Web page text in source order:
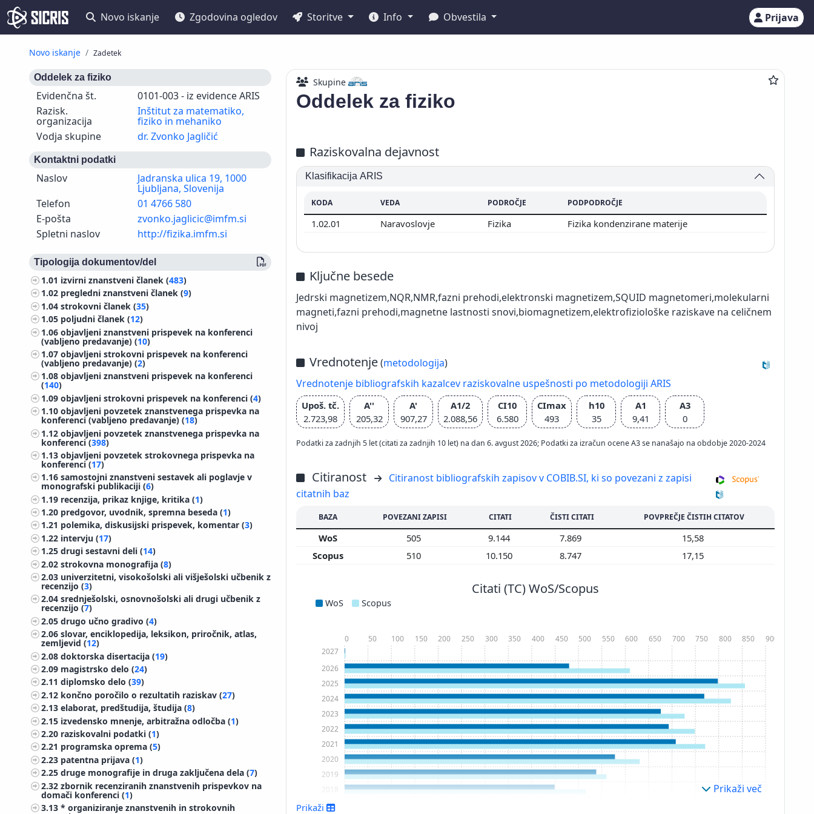
Novo iskanje Zgodovina ogledov Storitve Info Obvestila Prijava
Novo iskanje Zadetek
Oddelek za fiziko
Evidenčna št.
0101-003 - iz evidence ARIS
Razisk.
organizacija
Inštitut za matematiko,
fiziko in mehaniko
Vodja skupine
dr. Zvonko Jagličić
Kontaktni podatki
Naslov Jadranska ulica 19, 1000
Ljubljana, Slovenija
Telefon
01 4766 580
E-pošta
zvonko.jaglicic@imfm.si
Spletni naslov
http://fizika.imfm.si
Tipologija dokumentov/del
1.01 izvirni znanstveni članek (483)
1.02 pregledni znanstveni članek (9)
1.04strokovni članek (35)
1.05 poljudni članek (12)
1.06objavljeni znanstveni prispevek na konferenci
(vabljeno predavanje) (10)
1.07objavljeni strokovni prispevek na konferenci
(vabljeno predavanje) (2)
1.08objavljeni znanstveni prispevek na konferenci
(140)
1.09objavljeni strokovni prispevek na konferenci (4)
1.10objavljeni povzetek znanstvenega prispevka na
konferenci (vabljeno predavanje) (18)
1.12objavljeni povzetek znanstvenega prispevka na
konferenci (398)
1.13objavljeni povzetek strokovnega prispevka na
konferenci (17)
1.16samostojni znanstveni sestavek ali poglavje v
monografski publikaciji (6)
1.19 recenzija, prikaz knjige, kritika (1)
1.20 predgovor, uvodnik, spremna beseda (1)
1.21 polemika, diskusijski prispevek, komentar (3)
1.22 intervju (17)
1.25drugi sestavni deli (14)
2.02strokovna monografija (8)
2.03 univerzitetni, visokošolski ali višješolski učbenik z
recenzijo (3)
2.04srednješolski, osnovnošolski ali drugi učbenik z
recenzijo (7)
2.05drugo učno gradivo (4)
2.06slovar, enciklopedija, leksikon, priročnik, atlas,
zemljevid (12)
2.08doktorska disertacija (19)
2.09 magistrsko delo (24)
2.11diplomsko delo (39)
2.12 končno poročilo o rezultatih raziskav (27)
2.13elaborat, predštudija, študija (8)
2.15 izvedensko mnenje, arbitražna odločba (1)
2.20 raziskovalni podatki (1)
2.21 programska oprema (5)
2.23 patentna prijava (1)
2.25druge monografije in druga zaključena dela (7)
2.32zbornik recenziranih znanstvenih prispevkov na
domači konferenci (1)
3.13* organiziranje znanstvenih in strokovnih
Skupine
Oddelek za fiziko
Raziskovalna dejavnost
Klasifikacija ARIS
KODA VEDA PODROČJE PODPODROČJE
1.02.01 Naravoslovje Fizika Fizika kondenzirane materije
Ključne besede
Jedrski magnetizem,NQR,NMR,fazni prehodi,elektronski magnetizem,SQUID magnetomeri,molekularni
magneti,fazni prehodi,magnetne lastnosti snovi,biomagnetizem,elektrofiziološke raziskave na celičnem
nivoj
Vrednotenje(metodologija)
Vrednotenje bibliografskih kazalcev raziskovalne uspešnosti po metodologiji ARIS
Upoš. tč.
2.723,98
A''
205,32
A'
907,27
A1/2
2.088,56
CI10
6.580
CImax
493
h10
35
A1
9,41
A3
0
Podatki za zadnjih 5 let (citati za zadnjih 10 let) na dan 6. avgust 2026; Podatki za izračun ocene A3 se nanašajo na obdobje 2020-2024
Citiranost
Citiranost bibliografskih zapisov v COBIB.SI, ki so povezani z zapisi
citatnih baz
BAZA POVEZANI ZAPISI CITATI ČISTI CITATI POVPREČJE ČISTIH CITATOV
WoS 505 9.144 7.869
15,58
Scopus
510 10.150 8.747 17,15
Citati (TC) WoS/Scopus
WoS Scopus
2017
2019
2020
2021
2022
2023
2024
2025
2026
2027
0 50 100 150 200 250 300 350 400 450 500 550 600 650 700 750 800 850 900
Prikaži več
Prikaži